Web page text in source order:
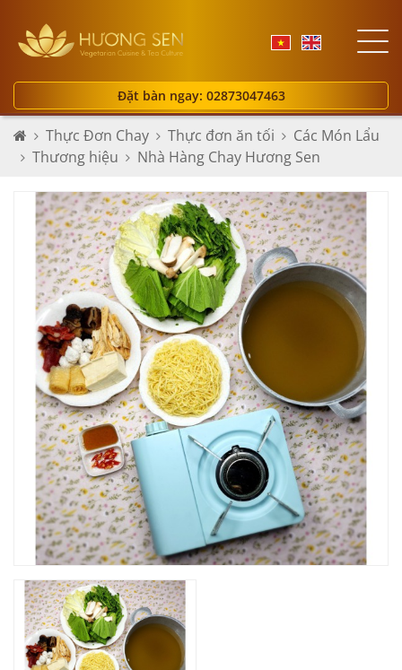
Đặt bàn ngay: 02873047463
Thực Đơn Chay Thực đơn ăn tối
Các Món Lẩu
Thương hiệu
Nhà Hàng Chay Hương Sen